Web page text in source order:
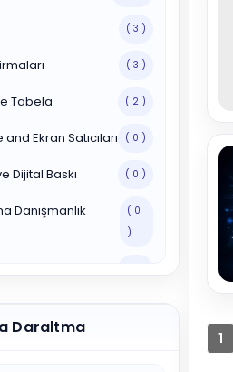
( 3 )
( 3 )
Tabela ( 2 )
and Ekran Satıcıları ( 0 )
Dijital Baskı ( 0 )
Danışmanlık
( 0
)
Daraltma
1